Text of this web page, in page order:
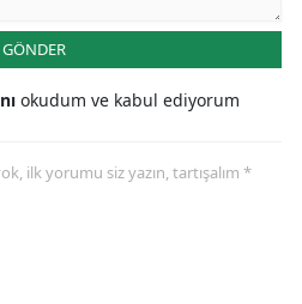
GÖNDER
okudum ve kabul ediyorum
ilk yorumu siz yazın, tartışalım *